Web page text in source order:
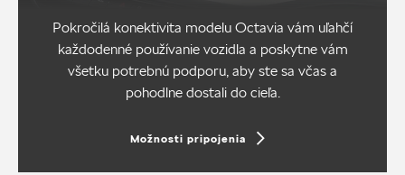
Pokročilá konektivita modelu Octavia vám uľahčí
každodenné používanie vozidla a poskytne vám
všetku potrebnú podporu, aby ste sa včas a
pohodlne dostali do cieľa.
Možnosti pripojenia